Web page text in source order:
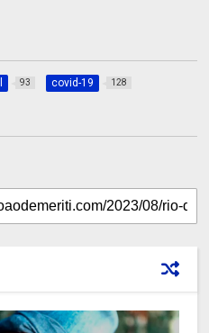
93 covid-19 128